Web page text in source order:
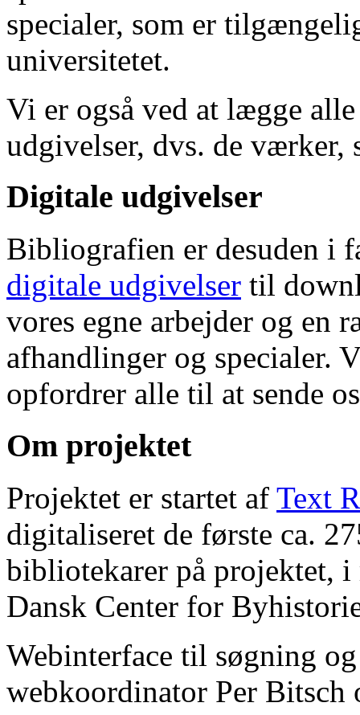
specialer, som er
universitetet.
Vi er også ved at lægge
udgivelser, dvs. de værker,
Digitale udgivelser
Bibliografien er desuden i
digitale udgivelser til
vores egne arbejder og en
afhandlinger og specialer.
opfordrer alle til at sende
Om projektet
Projektet er startet af Text
digitaliseret de første ca.
bibliotekarer på projektet, i
Dansk Center for
Webinterface til søgning
webkoordinator Per Bitsch